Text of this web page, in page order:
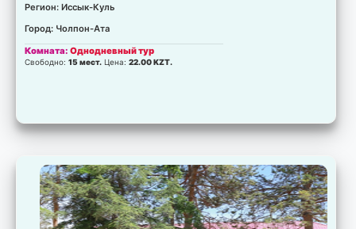
Регион: Иссык-Куль
Город: Чолпон-Ата
Комната:Однодневный тур
Свободно:15 мест. Цена:22.00 KZT.